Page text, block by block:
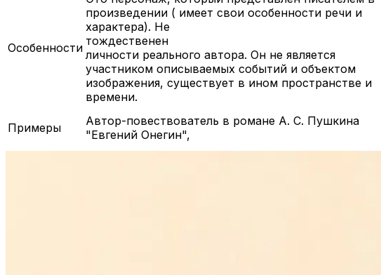
Особенности
произведении ( имеет свои особенности речи и
характера). Не
тождественен
личности реального автора. Он не является
участником описываемых событий и объектом
изображения, существует в ином пространстве и
времени.
Примеры
Автор-повествователь в романе А. С. Пушкина
"Евгений Онегин",